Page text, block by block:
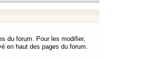
du forum. Pour les modifier,
en haut des pages du forum.